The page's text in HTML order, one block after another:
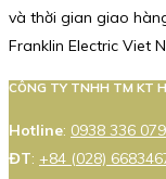
và thời gian giao
Franklin Electric Viet
CÔNG TY TNHH TM KT
Hotline: 0938 336 079
ĐT: +84 (028)